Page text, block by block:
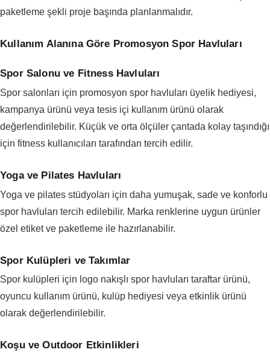
paketleme şekli proje başında planlanmalıdır.
Kullanım Alanına Göre Promosyon Spor Havluları
Spor Salonu ve Fitness Havluları
Spor salonları için promosyon spor havluları üyelik hediyesi,
kampanya ürünü veya tesis içi kullanım ürünü olarak
değerlendirilebilir. Küçük ve orta ölçüler çantada kolay taşındığı
için fitness kullanıcıları tarafından tercih edilir.
Yoga ve Pilates Havluları
Yoga ve pilates stüdyoları için daha yumuşak, sade ve konforlu
spor havluları tercih edilebilir. Marka renklerine uygun ürünler
özel etiket ve paketleme ile hazırlanabilir.
Spor Kulüpleri ve Takımlar
Spor kulüpleri için logo nakışlı spor havluları taraftar ürünü,
oyuncu kullanım ürünü, kulüp hediyesi veya etkinlik ürünü
olarak değerlendirilebilir.
Koşu ve Outdoor Etkinlikleri